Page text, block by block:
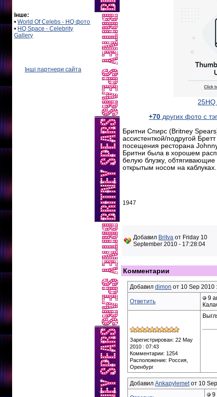
Інше:
•World Of Celebs - HQ фото
• HQ Space - Celebrity
Gallery
Інші партнери сайта
25HQ
+70 других фото с
Бритни Спирс (Britney
ассистенткой/подругой
посещения ресторана
Бритни была в хорошем
белую блузку,
открытым носом на каблуках.
1947
Добавил Britva от Friday 10
September 2010 - 17:28:04
Комментарии
Добавил dimon от 10 Sep 2010
Ответить
9
Зарегистрирован: 22 May
2010 : 07:43
Комментарии: 1254
Расположение: Россия,
Оренбург
Добавил Ankapylemetот 10
9